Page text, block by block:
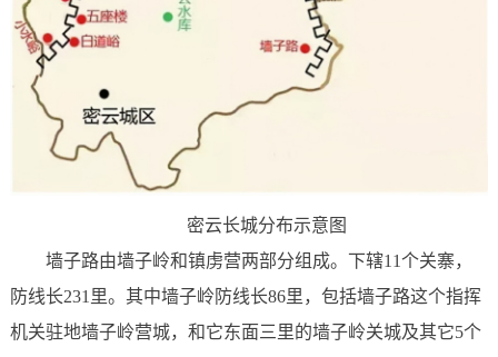
密云长城分布示意图
墙子路由墙子岭和镇虏营两部分组成。下辖11个关寨，
防线长231里。其中墙子岭防线长86里，包括墙子路这个指挥
机关驻地墙子岭营城，和它东面三里的墙子岭关城及其它5个